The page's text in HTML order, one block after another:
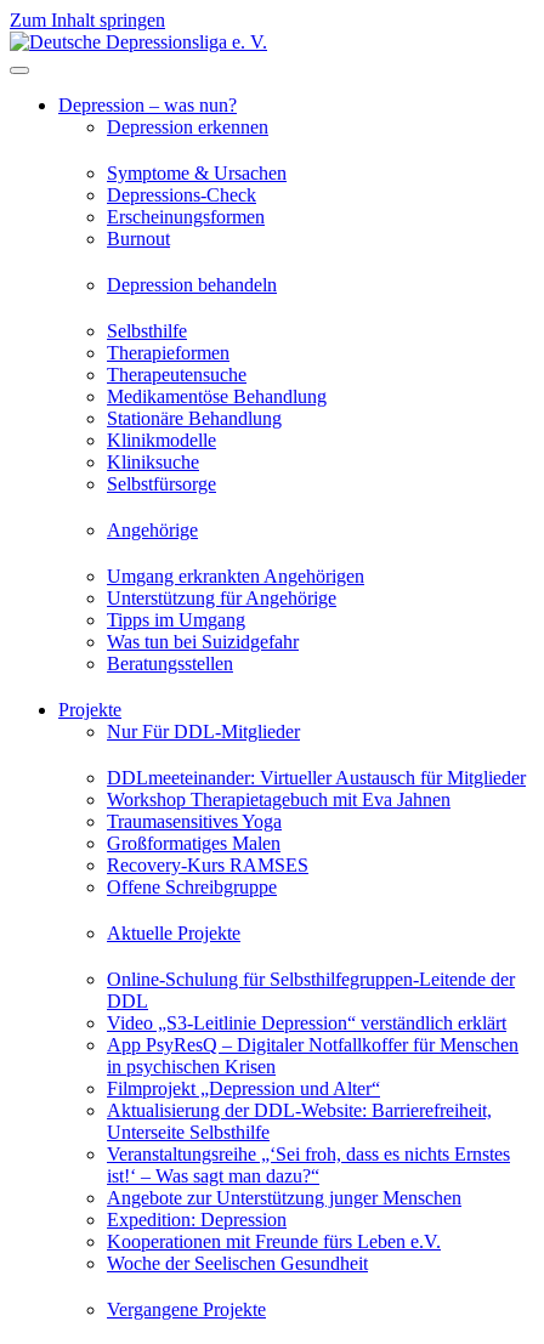
Zum Inhalt springen
Depression – was nun?
Depression erkennen
Symptome & Ursachen
Depressions-Check
Erscheinungsformen
Burnout
Depression behandeln
Selbsthilfe
Therapieformen
Therapeutensuche
Medikamentöse Behandlung
Stationäre Behandlung
Klinikmodelle
Kliniksuche
Selbstfürsorge
Angehörige
Umgang erkrankten Angehörigen
Unterstützung für Angehörige
Tipps im Umgang
Was tun bei Suizidgefahr
Beratungsstellen
Projekte
Nur Für DDL-Mitglieder
DDLmeeteinander: Virtueller Austausch für Mitglieder
Workshop Therapietagebuch mit Eva Jahnen
Traumasensitives Yoga
Großformatiges Malen
Recovery-Kurs RAMSES
Offene Schreibgruppe
Aktuelle Projekte
Online-Schulung für Selbsthilfegruppen-Leitende der
DDL
Video „S3-Leitlinie Depression“ verständlich erklärt
App PsyResQ – Digitaler Notfallkoffer für Menschen
in psychischen Krisen
Filmprojekt „Depression und Alter“
Aktualisierung der DDL-Website: Barrierefreiheit,
Unterseite Selbsthilfe
Veranstaltungsreihe „‘Sei froh, dass es nichts Ernstes
ist!‘ – Was sagt man dazu?“
Angebote zur Unterstützung junger Menschen
Expedition: Depression
Kooperationen mit Freunde fürs Leben e.V.
Woche der Seelischen Gesundheit
Vergangene Projekte